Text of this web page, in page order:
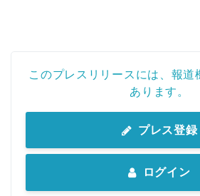
このプレスリリースには、報道
あります。
プレス登録
ログイン